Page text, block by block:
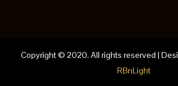
Copyright © 2020. All rights reserved |
RBnLight